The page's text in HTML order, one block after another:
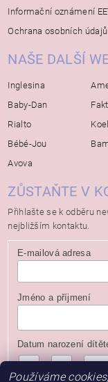
Informační oznámení
Ochrana osobních údajů
NAŠE DALŠÍ
Inglesina
Baby-Dan
Rialto
Bébé-Jou
Avova
ZŮSTAŇTE V
Přihlašte se k odběru
nejbližším kontaktu.
E-mailová adresa
Jméno a příjmení
Datum narození
Používáme